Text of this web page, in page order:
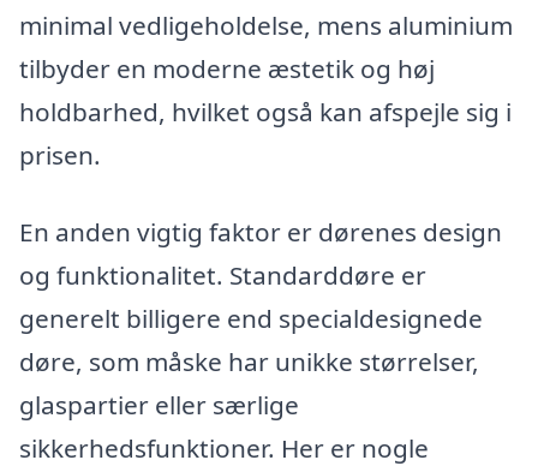
minimal vedligeholdelse, mens aluminium
tilbyder en moderne æstetik og høj
holdbarhed, hvilket også kan afspejle sig i
prisen.
En anden vigtig faktor er dørenes design
og funktionalitet. Standarddøre er
generelt billigere end specialdesignede
døre, som måske har unikke størrelser,
glaspartier eller særlige
sikkerhedsfunktioner. Her er nogle